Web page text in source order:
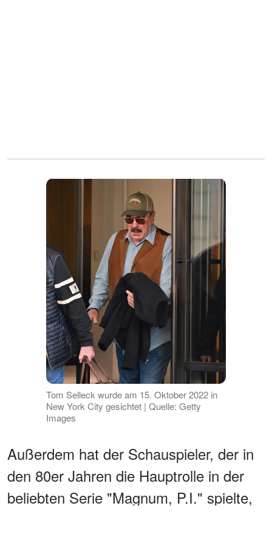
Tom Selleck wurde am 15. Oktober 2022 in
New York City gesichtet | Quelle: Getty
Images
Außerdem hat der Schauspieler, der in
den 80er Jahren die Hauptrolle in der
beliebten Serie "Magnum, P.I." spielte,